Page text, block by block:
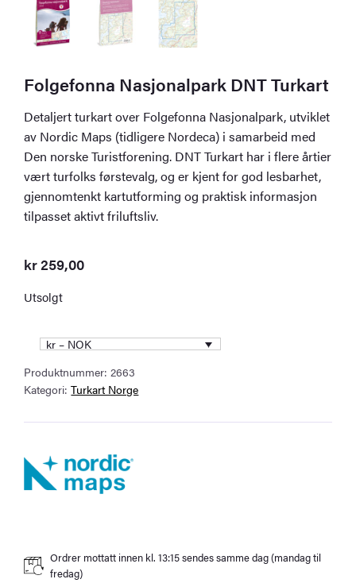
Folgefonna Nasjonalpark DNT Turkart
Detaljert turkart over Folgefonna Nasjonalpark, utviklet
av Nordic Maps (tidligere Nordeca) i samarbeid med
Den norske Turistforening. DNT Turkart har i flere årtier
vært turfolks førstevalg, og er kjent for god lesbarhet,
gjennomtenkt kartutforming og praktisk informasjon
tilpasset aktivt friluftsliv.
kr259,00
Utsolgt
kr – NOK
Produktnummer:2663
Kategori:Turkart Norge
Ordrer mottatt innen kl. 13:15 sendes samme dag (mandag til
fredag)